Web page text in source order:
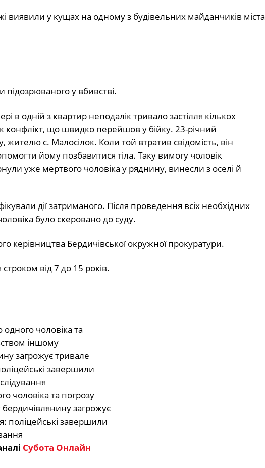
виявили у кущах на одному з будівельних майданчиків міста
підозрюваного у вбивстві.
в одній з квартир неподалік тривало застілля кількох
конфлікт, що швидко перейшов у бійку. 23-річний
с. Малосілок. Коли той втратив свідомість, він
йому позбавитися тіла. Таку вимогу чоловік
уже мертвого чоловіка у ряднину, винесли з оселі й
дії затриманого. Після проведення всіх необхідних
було скеровано до суду.
керівництва Бердичівської окружної прокуратури.
від 7 до 15 років.
Субота Онлайн